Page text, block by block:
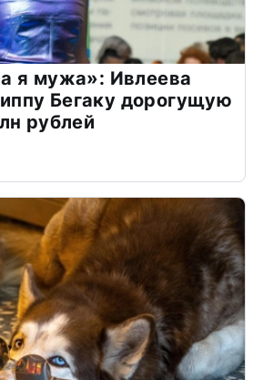
я мужа»: Ивлеева
Бегаку дорогущую
рублей